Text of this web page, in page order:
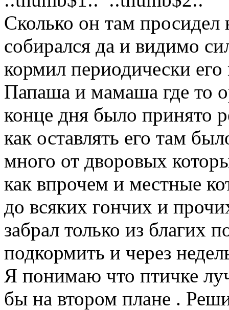
Сколько он там просидел
собирался да и видимо
кормил периодически
Папаша и мамаша где то
конце дня было принято
как оставлять его там
много от дворовых
как впрочем и местные
до всяких гончих и
забрал только из благих
подкормить и через
Я понимаю что птичке
бы на втором плане .